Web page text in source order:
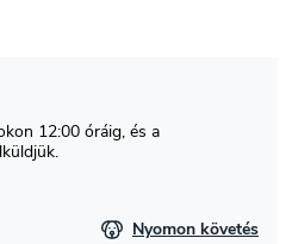
12:00 óráig, és a
Nyomon követés